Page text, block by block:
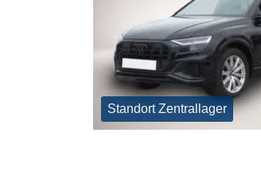
Standort Zentrallager